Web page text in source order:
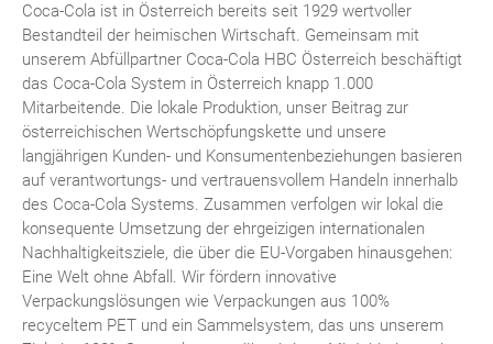
Coca-Cola ist in Österreich bereits seit 1929 wertvoller
Bestandteil der heimischen Wirtschaft. Gemeinsam mit
unserem Abfüllpartner Coca-Cola HBC Österreich beschäftigt
das Coca-Cola System in Österreich knapp 1.000
Mitarbeitende. Die lokale Produktion, unser Beitrag zur
österreichischen Wertschöpfungskette und unsere
langjährigen Kunden- und Konsumentenbeziehungen basieren
auf verantwortungs- und vertrauensvollem Handeln innerhalb
des Coca-Cola Systems. Zusammen verfolgen wir lokal die
konsequente Umsetzung der ehrgeizigen internationalen
Nachhaltigkeitsziele, die über die EU-Vorgaben hinausgehen:
Eine Welt ohne Abfall. Wir fördern innovative
Verpackungslösungen wie Verpackungen aus 100%
recyceltem PET und ein Sammelsystem, das uns unserem